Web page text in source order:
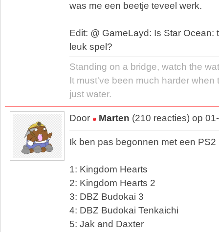
was me een beetje teveel werk.
Edit: @ GameLayd: Is Star Ocean:
leuk spel?
Standing on a bridge, watch the
It must've been much harder when
just water.
Door Marten (210 reacties) op
Ik ben pas begonnen met een PS2
1: Kingdom Hearts
2: Kingdom Hearts 2
3: DBZ Budokai 3
4: DBZ Budokai Tenkaichi
5: Jak and Daxter